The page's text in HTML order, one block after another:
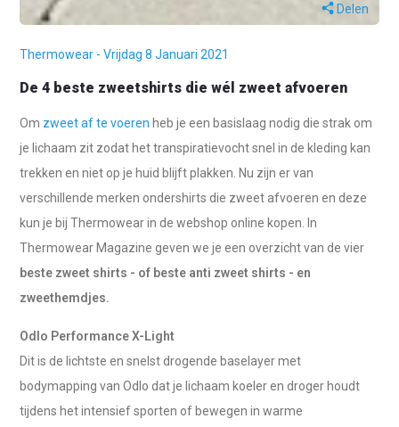
Delen
Thermowear - Vrijdag 8 Januari 2021
De 4 beste zweetshirts die wél zweet afvoeren
Om zweet af te voeren heb je een basislaag nodig die strak om
je lichaam zit zodat het transpiratievocht snel in de kleding kan
trekken en niet op je huid blijft plakken. Nu zijn er van
verschillende merken ondershirts die zweet afvoeren en deze
kun je bij Thermowear in de webshop online kopen. In
Thermowear Magazine geven we je een overzicht van de vier
beste zweet shirts - of beste anti zweet shirts - en
zweethemdjes.
Odlo Performance X-Light
Dit is de lichtste en snelst drogende baselayer met
bodymapping van Odlo dat je lichaam koeler en droger houdt
tijdens het intensief sporten of bewegen in warme